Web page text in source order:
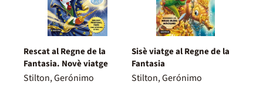
Rescat al Regne de la
Fantasia. Novè viatge
Stilton, Gerónimo
Sisè viatge al Regne de la
Fantasia
Stilton, Gerónimo